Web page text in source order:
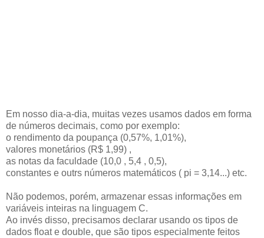
Em nosso dia-a-dia, muitas vezes usamos dados em forma
de números decimais, como por exemplo:
o rendimento da poupança (0,57%, 1,01%),
valores monetários (R$ 1,99) ,
as notas da faculdade (10,0 , 5,4 , 0,5),
constantes e outrs números matemáticos ( pi = 3,14...) etc.
Não podemos, porém, armazenar essas informações em
variáveis inteiras na linguagem C.
Ao invés disso, precisamos declarar usando os tipos de
dados float e double, que são tipos especialmente feitos